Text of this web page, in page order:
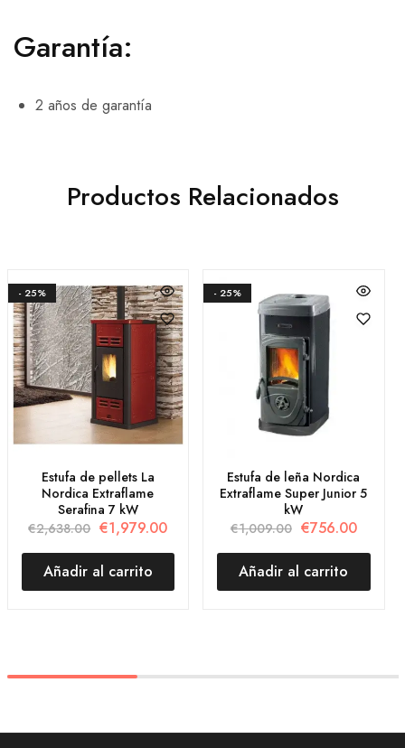
Garantía:
2 años de garantía
Productos Relacionados
- 25%
Estufa de pellets La
Nordica Extraflame
Serafina 7 kW
€2,638.00 €1,979.00
Añadir al carrito
- 25%
Estufa de leña Nordica
Extraflame Super Junior 5
kW
€1,009.00 €756.00
Añadir al carrito